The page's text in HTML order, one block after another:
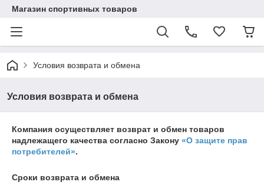
Магазин спортивных товаров
Условия возврата и обмена
Условия возврата и обмена
Компания осуществляет возврат и обмен товаров
надлежащего качества согласно Закону «О защите прав
потребителей».
Сроки возврата и обмена